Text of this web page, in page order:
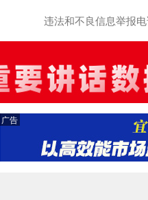
违法和不良信息举报
广告